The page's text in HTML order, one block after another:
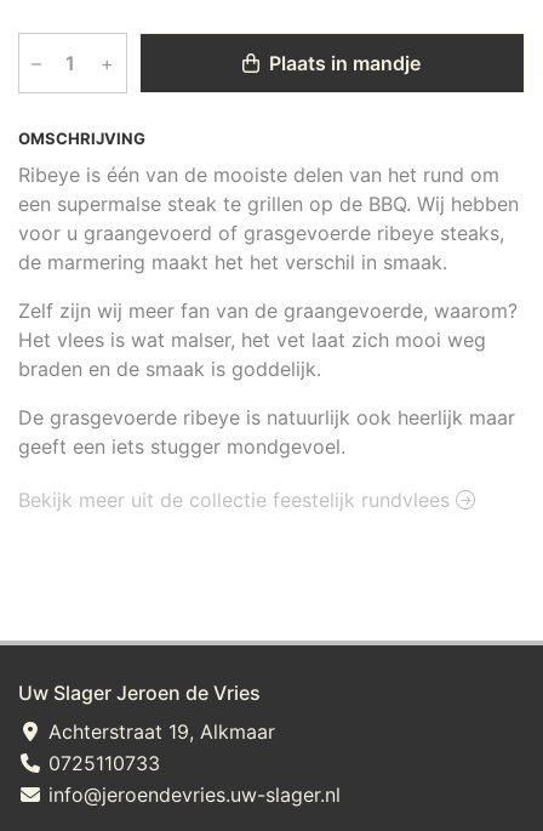
OMSCHRIJVING
Ribeye is één van de mooiste delen van het rund om
een supermalse steak te grillen op de BBQ. Wij hebben
voor u graangevoerd of grasgevoerde ribeye steaks,
de marmering maakt het het verschil in smaak.
Zelf zijn wij meer fan van de graangevoerde, waarom?
Het vlees is wat malser, het vet laat zich mooi weg
braden en de smaak is goddelijk.
De grasgevoerde ribeye is natuurlijk ook heerlijk maar
geeft een iets stugger mondgevoel.
– + Plaats in mandje
Bekijk meer uit de collectie feestelijk rundvlees
Uw Slager Jeroen de Vries
Achterstraat 19, Alkmaar
0725110733
info@jeroendevries.uw-slager.nl